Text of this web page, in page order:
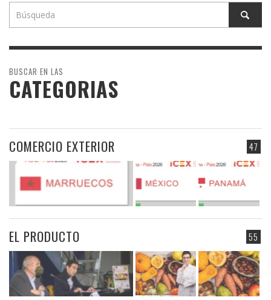
BUSCAR EN LAS
CATEGORIAS
47
COMERCIO EXTERIOR
55
EL PRODUCTO